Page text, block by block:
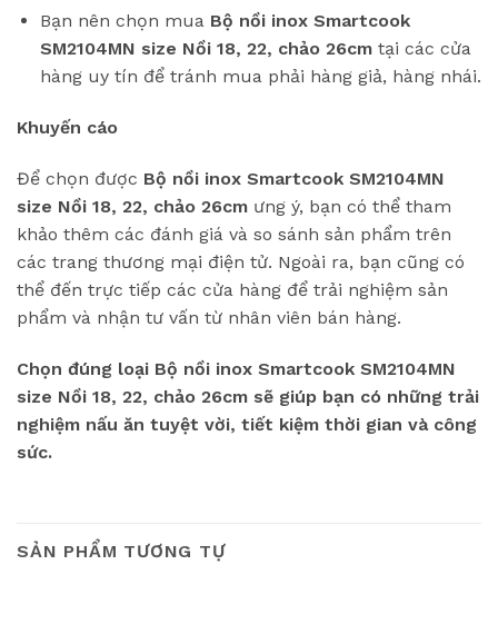
Bạn nên chọn mua Bộ nồi inox Smartcook
SM2104MN size Nồi 18, 22, chảo 26cmtại các cửa
hàng uy tín để tránh mua phải hàng giả, hàng nhái.
Khuyến cáo
Để chọn được Bộ nồi inox Smartcook SM2104MN
size Nồi 18, 22, chảo 26cm ưng ý, bạn có thể tham
khảo thêm các đánh giá và so sánh sản phẩm trên
các trang thương mại điện tử. Ngoài ra, bạn cũng có
thể đến trực tiếp các cửa hàng để trải nghiệm sản
phẩm và nhận tư vấn từ nhân viên bán hàng.
Chọn đúng loại Bộ nồi inox Smartcook SM2104MN
size Nồi 18, 22, chảo 26cm sẽ giúp bạn có những trải
nghiệm nấu ăn tuyệt vời, tiết kiệm thời gian và công
sức.
SẢN PHẨM TƯƠNG TỰ